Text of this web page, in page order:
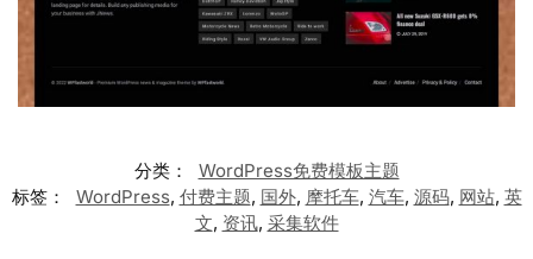
分类：
WordPress免费模板主题
标签：
WordPress, 付费主题, 国外, 摩托车, 汽车, 源码, 网站, 英
文, 资讯, 采集软件